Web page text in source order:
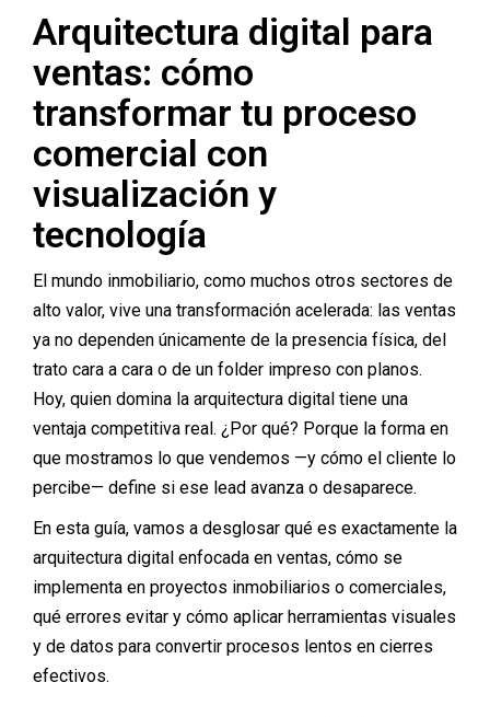
Arquitectura digital para
ventas: cómo
transformar tu proceso
comercial con
visualización y
tecnología
El mundo inmobiliario, como muchos otros sectores de
alto valor, vive una transformación acelerada: las ventas
ya no dependen únicamente de la presencia física, del
trato cara a cara o de un folder impreso con planos.
Hoy, quien domina la arquitectura digital tiene una
ventaja competitiva real. ¿Por qué? Porque la forma en
que mostramos lo que vendemos —y cómo el cliente lo
percibe— define si ese lead avanza o desaparece.
En esta guía, vamos a desglosar qué es exactamente la
arquitectura digital enfocada en ventas, cómo se
implementa en proyectos inmobiliarios o comerciales,
qué errores evitar y cómo aplicar herramientas visuales
y de datos para convertir procesos lentos en cierres
efectivos.